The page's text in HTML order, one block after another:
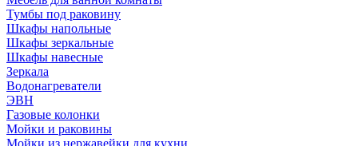
Тумбы под раковину
Шкафы напольные
Шкафы зеркальные
Шкафы навесные
Зеркала
Водонагреватели
ЭВН
Газовые колонки
Мойки и раковины
Мойки из нержавейки для кухни